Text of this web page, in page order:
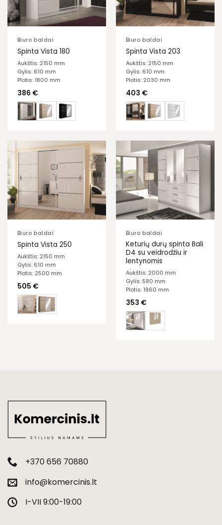
Biuro baldai
Spinta Vista 180
Aukštis: 2150 mm
Gylis: 610 mm
Plotis: 1800 mm
386 €
Biuro baldai
Spinta Vista 203
Aukštis: 2150 mm
Gylis: 610 mm
Plotis: 2030 mm
403 €
Biuro baldai
Spinta Vista 250
Aukštis: 2150 mm
Gylis: 610 mm
Plotis: 2500 mm
505 €
Biuro baldai
Keturių durų spinta Bali
D4 su veidrodžiu ir
lentynomis
Aukštis: 2000 mm
Gylis: 580 mm
Plotis: 1960 mm
353 €
+370 656 70880
info@komercinis.lt
I-VII 9:00-19:00